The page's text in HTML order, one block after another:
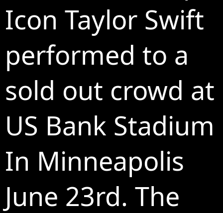
Icon Taylor Swift
performed to a
sold out crowd at
US Bank Stadium
In Minneapolis
June 23rd. The